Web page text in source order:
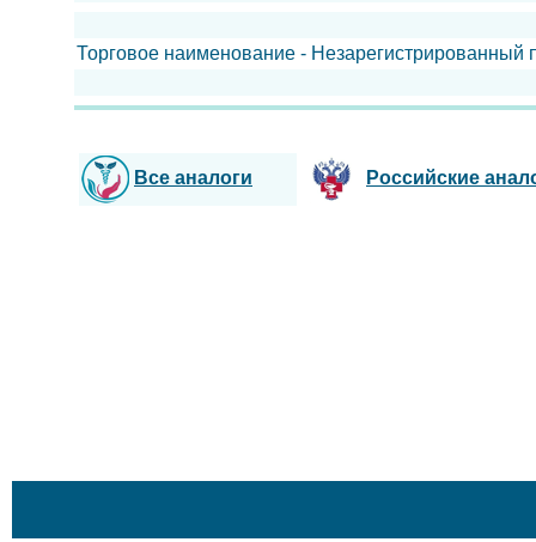
Торговое наименование - Незарегистрированный
Все аналоги Российские